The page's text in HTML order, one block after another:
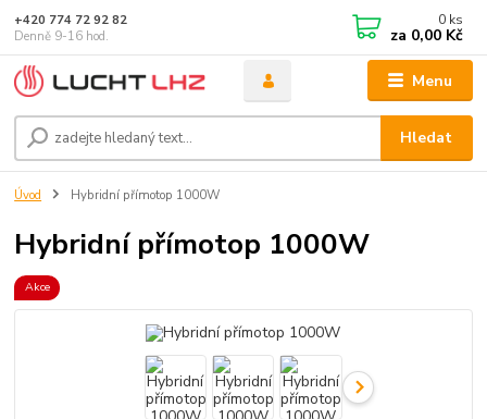
Menu
Hledat
+420 774 72 92 82
Denně 9-16 hod.
0 ks
za 0,00 Kč
Úvod Hybridní přímotop 1000W
Hybridní přímotop 1000W
Akce